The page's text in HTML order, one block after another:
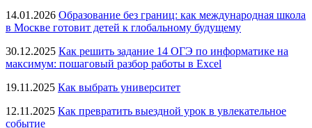
14.01.2026 Образование без границ: как международная школа
в Москве готовит детей к глобальному будущему
30.12.2025 Как решить задание 14 ОГЭ по информатике на
максимум: пошаговый разбор работы в Excel
19.11.2025 Как выбрать университет
12.11.2025 Как превратить выездной урок в увлекательное
событие